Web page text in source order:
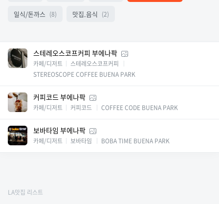
일식/돈까스 (8) 맛집.음식 (2)
스테레오스코프커피 부에나팍
카페/디저트
스테레오스코프커피
STEREOSCOPE COFFEE BUENA PARK
커피코드 부에나팍
카페/디저트 커피코드 COFFEE CODE BUENA PARK
보바타임 부에나팍
카페/디저트 보바타임 BOBA TIME BUENA PARK
LA맛집 리스트